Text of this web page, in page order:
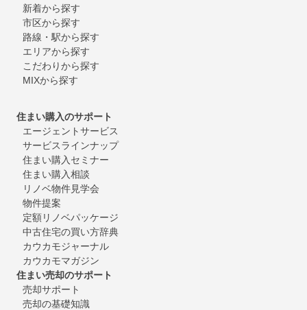
新着から探す
市区から探す
路線・駅から探す
エリアから探す
こだわりから探す
MIXから探す
住まい購入のサポート
エージェントサービス
サービスラインナップ
住まい購入セミナー
住まい購入相談
リノベ物件見学会
物件提案
定額リノベパッケージ
中古住宅の買い方辞典
カウカモジャーナル
カウカモマガジン
住まい売却のサポート
売却サポート
売却の基礎知識